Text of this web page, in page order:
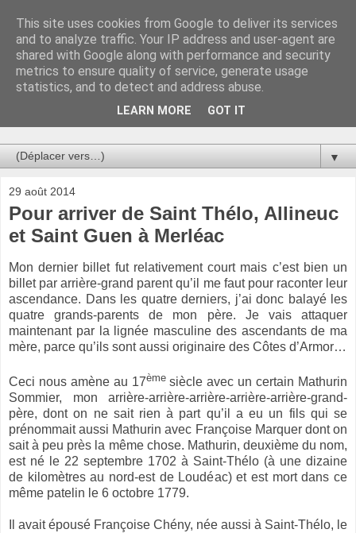
Au bistro !
La connerie étant le seul chemin susceptible de nous faire
entrevoir une parcelle de vérité, utilisons la par des moyens
de communication efficaces. Le temps qu'on remplisse nos
▼
29 août 2014
Pour arriver de Saint Thélo, Allineuc
et Saint Guen à Merléac
Mon dernier billet fut relativement court mais c’est bien un
billet par arrière-grand parent qu’il me faut pour raconter leur
ascendance. Dans les quatre derniers, j’ai donc balayé les
quatre grands-parents de mon père. Je vais attaquer
maintenant par la lignée masculine des ascendants de ma
mère, parce qu’ils sont aussi originaire des Côtes d’Armor…
Ceci nous amène au 17èmesiècle avec un certain Mathurin
Sommier, mon arrière-arrière-arrière-arrière-arrière-grand-
père, dont on ne sait rien à part qu’il a eu un fils qui se
prénommait aussi Mathurin avec Françoise Marquer dont on
sait à peu près la même chose. Mathurin, deuxième du nom,
est né le 22 septembre 1702 à Saint-Thélo (à une dizaine
de kilomètres au nord-est de Loudéac) et est mort dans ce
même patelin le 6 octobre 1779.
Il avait épousé Françoise Chény, née aussi à Saint-Thélo, le
This site uses cookies from Google to deliver its services
and to analyze traffic. Your IP address and user-agent are
shared with Google along with performance and security
metrics to ensure quality of service, generate usage
statistics, and to detect and address abuse.
LEARN MORE GOT IT